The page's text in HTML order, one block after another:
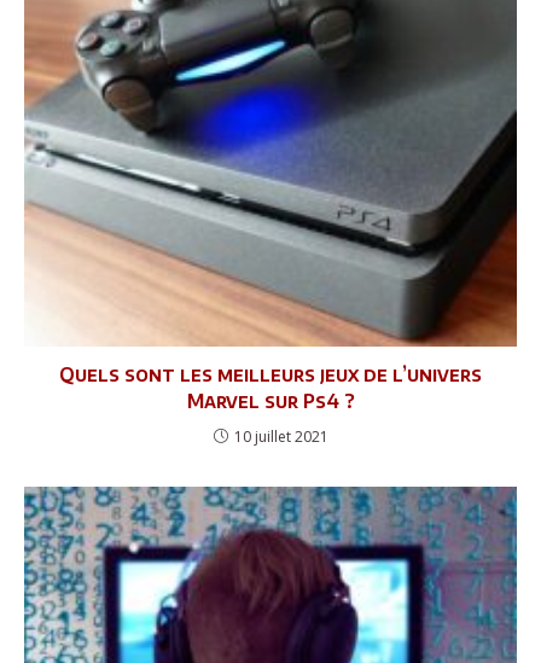
Quels sont les meilleurs jeux de l’univers
Marvel sur Ps4 ?
10 juillet 2021